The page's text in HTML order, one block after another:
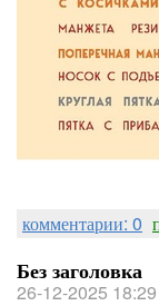
комментарии: 0
Без заголовка
26-12-2025 18:29